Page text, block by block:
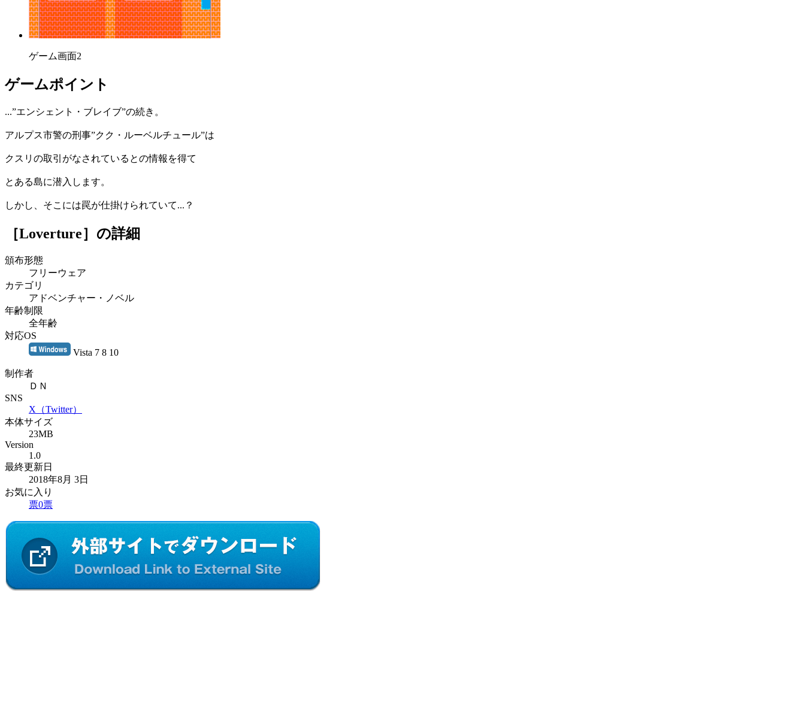
ゲーム画面2
ゲームポイント
...”エンシェント・ブレイブ”の続き。
アルプス市警の刑事”クク・ルーベルチュール”は
クスリの取引がなされているとの情報を得て
とある島に潜入します。
しかし、そこには罠が仕掛けられていて...？
［Loverture］ の詳細
頒布形態
フリーウェア
カテゴリ
アドベンチャー・ノベル
年齢制限
全年齢
対応OS
Vista 7 8 10
制作者
ＤＮ
SNS
X（Twitter）
本体サイズ
23MB
Version
1.0
最終更新日
2018年8月 3日
お気に入り
票0票